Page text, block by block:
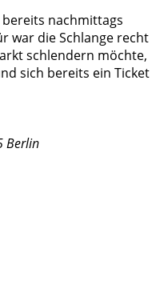
bereits nachmittags
war die Schlange recht
schlendern möchte,
sich bereits ein Ticket
Berlin